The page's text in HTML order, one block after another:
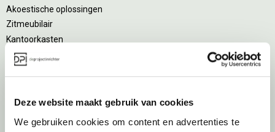
Deze website maakt gebruik van cookies
We gebruiken cookies om content en advertenties te
Akoestische oplossingen
Zitmeubilair
Kantoorkasten
Scheidingswanden
Stoelen
Verlichting
Elektrificatie